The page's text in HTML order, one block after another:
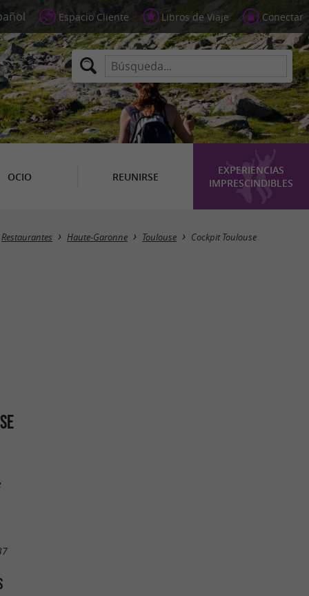
Espacio Cliente Libros de Viaje Conectar
OCIO REUNIRSE
EXPERIENCIAS
IMPRESCINDIBLES
Restaurantes Haute-Garonne Toulouse Cockpit Toulouse